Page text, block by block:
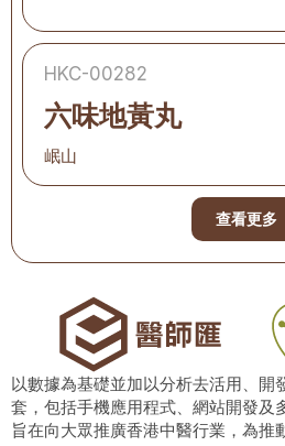
HKC-00282
六味地黃丸
岷山
查看更多
以數據為基礎並加以分析去活用、開
套，包括手機應用程式、網站開發及
旨在向大眾推廣香港中醫行業，為推